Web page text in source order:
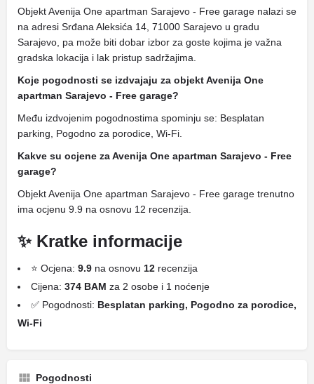
Objekt Avenija One apartman Sarajevo - Free garage nalazi se
na adresi Srđana Aleksića 14, 71000 Sarajevo u gradu
Sarajevo, pa može biti dobar izbor za goste kojima je važna
gradska lokacija i lak pristup sadržajima.
Koje pogodnosti se izdvajaju za objekt Avenija One
apartman Sarajevo - Free garage?
Među izdvojenim pogodnostima spominju se: Besplatan
parking, Pogodno za porodice, Wi-Fi.
Kakve su ocjene za Avenija One apartman Sarajevo - Free
garage?
Objekt Avenija One apartman Sarajevo - Free garage trenutno
ima ocjenu 9.9 na osnovu 12 recenzija.
✨ Kratke informacije
⭐ Ocjena: 9.9 na osnovu 12 recenzija
Cijena: 374 BAM za 2 osobe i 1 noćenje
✅ Pogodnosti: Besplatan parking, Pogodno za porodice,
Wi-Fi
Pogodnosti